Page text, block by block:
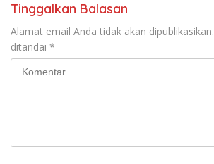
Tinggalkan Balasan
Alamat email Anda tidak akan dipublikasikan.
ditandai *